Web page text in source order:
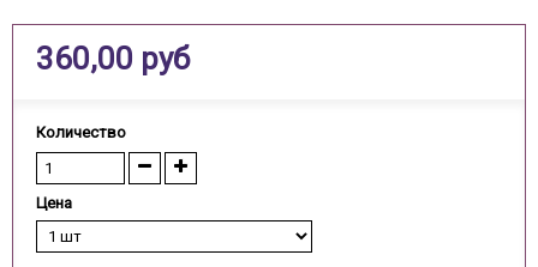
360,00 руб
Количество
Цена